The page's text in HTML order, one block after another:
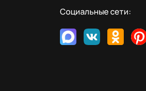
Социальные сети: